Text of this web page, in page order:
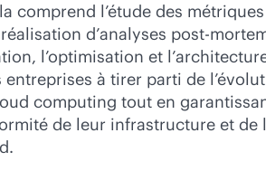
comprend l’étude des
d’analyses post-
l’optimisation et
à tirer parti de
computing tout en
de leur infrastructure et de